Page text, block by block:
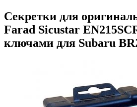
Секретки для
Farad Sicustar
ключами для Subaru